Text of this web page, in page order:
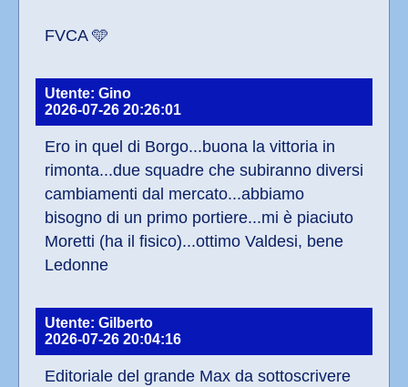
FVCA 🩵
Utente: Gino
2026-07-26 20:26:01
Ero in quel di Borgo...buona la vittoria in
rimonta...due squadre che subiranno diversi
cambiamenti dal mercato...abbiamo
bisogno di un primo portiere...mi è piaciuto
Moretti (ha il fisico)...ottimo Valdesi, bene
Ledonne
Utente: Gilberto
2026-07-26 20:04:16
Editoriale del grande Max da sottoscrivere